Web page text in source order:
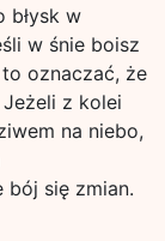
błysk w
w śnie boisz
oznaczać, że
z kolei
na niebo,
bój się zmian.